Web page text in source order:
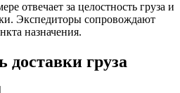
отвечает за целостность груза и
Экспедиторы сопровождают
назначения.
доставки груза